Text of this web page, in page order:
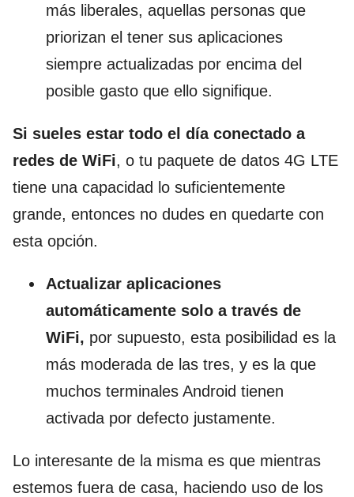
más liberales, aquellas personas que
priorizan el tener sus aplicaciones
siempre actualizadas por encima del
posible gasto que ello signifique.
Si sueles estar todo el día conectado a
redes de WiFi, o tu paquete de datos 4G LTE
tiene una capacidad lo suficientemente
grande, entonces no dudes en quedarte con
esta opción.
Actualizar aplicaciones
automáticamente solo a través de
WiFi, por supuesto, esta posibilidad es la
más moderada de las tres, y es la que
muchos terminales Android tienen
activada por defecto justamente.
Lo interesante de la misma es que mientras
estemos fuera de casa, haciendo uso de los